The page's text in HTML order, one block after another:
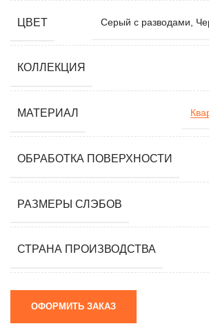
ЦВЕТ Серый с разводами,
КОЛЛЕКЦИЯ
МАТЕРИАЛ
ОБРАБОТКА ПОВЕРХНОСТИ
РАЗМЕРЫ СЛЭБОВ
СТРАНА ПРОИЗВОДСТВА
ОФОРМИТЬ ЗАКАЗ